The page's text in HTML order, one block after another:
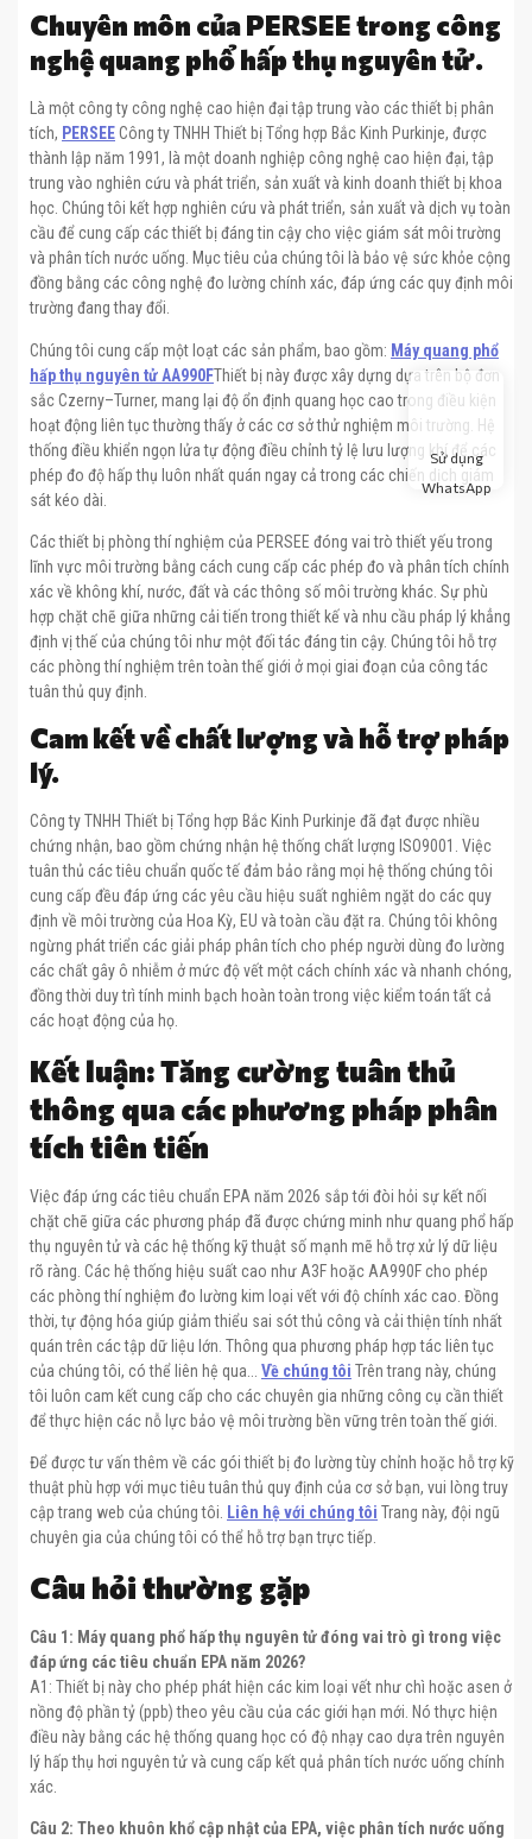
Chuyên môn của PERSEE trong công
nghệ quang phổ hấp thụ nguyên tử.
Là một công ty công nghệ cao hiện đại tập trung vào các thiết bị phân
tích, PERSEECông ty TNHH Thiết bị Tổng hợp Bắc Kinh Purkinje, được
thành lập năm 1991, là một doanh nghiệp công nghệ cao hiện đại, tập
trung vào nghiên cứu và phát triển, sản xuất và kinh doanh thiết bị khoa
học. Chúng tôi kết hợp nghiên cứu và phát triển, sản xuất và dịch vụ toàn
cầu để cung cấp các thiết bị đáng tin cậy cho việc giám sát môi trường
và phân tích nước uống. Mục tiêu của chúng tôi là bảo vệ sức khỏe cộng
đồng bằng các công nghệ đo lường chính xác, đáp ứng các quy định môi
trường đang thay đổi.
Chúng tôi cung cấp một loạt các sản phẩm, bao gồm: Máy quang phổ
hấp thụ nguyên tử AA990FThiết bị này được xây dựng dựa trên bộ đơn
sắc Czerny–Turner, mang lại độ ổn định quang học cao trong điều kiện
hoạt động liên tục thường thấy ở các cơ sở thử nghiệm môi trường. Hệ
thống điều khiển ngọn lửa tự động điều chỉnh tỷ lệ lưu lượng khí để các
phép đo độ hấp thụ luôn nhất quán ngay cả trong các chiến dịch giám
sát kéo dài.
Các thiết bị phòng thí nghiệm của PERSEE đóng vai trò thiết yếu trong
lĩnh vực môi trường bằng cách cung cấp các phép đo và phân tích chính
xác về không khí, nước, đất và các thông số môi trường khác. Sự phù
hợp chặt chẽ giữa những cải tiến trong thiết kế và nhu cầu pháp lý khẳng
định vị thế của chúng tôi như một đối tác đáng tin cậy. Chúng tôi hỗ trợ
các phòng thí nghiệm trên toàn thế giới ở mọi giai đoạn của công tác
tuân thủ quy định.
Cam kết về chất lượng và hỗ trợ pháp
lý.
Công ty TNHH Thiết bị Tổng hợp Bắc Kinh Purkinje đã đạt được nhiều
chứng nhận, bao gồm chứng nhận hệ thống chất lượng ISO9001. Việc
tuân thủ các tiêu chuẩn quốc tế đảm bảo rằng mọi hệ thống chúng tôi
cung cấp đều đáp ứng các yêu cầu hiệu suất nghiêm ngặt do các quy
định về môi trường của Hoa Kỳ, EU và toàn cầu đặt ra. Chúng tôi không
ngừng phát triển các giải pháp phân tích cho phép người dùng đo lường
các chất gây ô nhiễm ở mức độ vết một cách chính xác và nhanh chóng,
đồng thời duy trì tính minh bạch hoàn toàn trong việc kiểm toán tất cả
các hoạt động của họ.
Kết luận: Tăng cường tuân thủ
thông qua các phương pháp phân
tích tiên tiến
Việc đáp ứng các tiêu chuẩn EPA năm 2026 sắp tới đòi hỏi sự kết nối
chặt chẽ giữa các phương pháp đã được chứng minh như quang phổ hấp
thụ nguyên tử và các hệ thống kỹ thuật số mạnh mẽ hỗ trợ xử lý dữ liệu
rõ ràng. Các hệ thống hiệu suất cao như A3F hoặc AA990F cho phép
các phòng thí nghiệm đo lường kim loại vết với độ chính xác cao. Đồng
thời, tự động hóa giúp giảm thiểu sai sót thủ công và cải thiện tính nhất
quán trên các tập dữ liệu lớn. Thông qua phương pháp hợp tác liên tục
của chúng tôi, có thể liên hệ qua... Về chúng tôi Trên trang này, chúng
tôi luôn cam kết cung cấp cho các chuyên gia những công cụ cần thiết
để thực hiện các nỗ lực bảo vệ môi trường bền vững trên toàn thế giới.
Để được tư vấn thêm về các gói thiết bị đo lường tùy chỉnh hoặc hỗ trợ kỹ
thuật phù hợp với mục tiêu tuân thủ quy định của cơ sở bạn, vui lòng truy
cập trang web của chúng tôi. Liên hệ với chúng tôi Trang này, đội ngũ
chuyên gia của chúng tôi có thể hỗ trợ bạn trực tiếp.
Câu hỏi thường gặp
Câu 1: Máy quang phổ hấp thụ nguyên tử đóng vai trò gì trong việc
đáp ứng các tiêu chuẩn EPA năm 2026?
A1: Thiết bị này cho phép phát hiện các kim loại vết như chì hoặc asen ở
nồng độ phần tỷ (ppb) theo yêu cầu của các giới hạn mới. Nó thực hiện
điều này bằng các hệ thống quang học có độ nhạy cao dựa trên nguyên
lý hấp thụ hơi nguyên tử và cung cấp kết quả phân tích nước uống chính
xác.
Câu 2: Theo khuôn khổ cập nhật của EPA, việc phân tích nước uống
Sử dụng
WhatsApp